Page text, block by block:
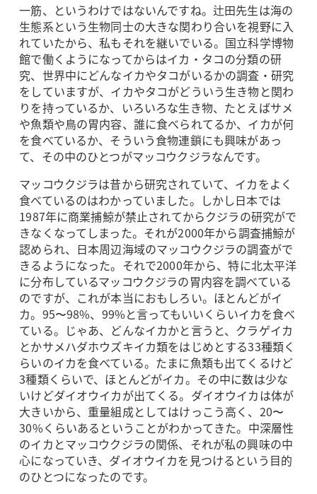
一筋、というわけではないんですね。辻田先生は海の
生態系という生物同士の大きな関わり合いを視野に入
れていたから、私もそれを継いでいる。国立科学博物
館で働くようになってからはイカ・タコの分類の研
究、世界中にどんなイカやタコがいるかの調査・研究
をしていますが、イカやタコがどういう生き物と関わ
りを持っているか、いろいろな生き物、たとえばサメ
や魚類や鳥の胃内容、誰に食べられてるか、イカが何
を食べているか、そういう食物連鎖にも興味があっ
て、その中のひとつがマッコウクジラなんです。
マッコウクジラは昔から研究されていて、イカをよく
食べているのはわかっていました。しかし日本では
1987年に商業捕鯨が禁止されてからクジラの研究がで
きなくなってしまった。それが2000年から調査捕鯨が
認められ、日本周辺海域のマッコウクジラの調査がで
きるようになった。それで2000年から、特に北太平洋
に分布しているマッコウクジラの胃内容を調べている
のですが、これが本当におもしろい。ほとんどがイ
カ。95〜98%、99%と言ってもいいくらいイカを食べ
ている。じゃあ、どんなイカかと言うと、クラゲイカ
とかサメハダホウズキイカ類をはじめとする33種類く
らいのイカを食べている。たまに魚類も出てくるけど
3種類くらいで、ほとんどがイカ。その中に数は少な
いけどダイオウイカが出てくる。ダイオウイカは体が
大きいから、重量組成としてはけっこう高く、20〜
30%くらいあるということがわかってきた。中深層性
のイカとマッコウクジラの関係、それが私の興味の中
心になっていき、ダイオウイカを見つけるという目的
のひとつになったのです。